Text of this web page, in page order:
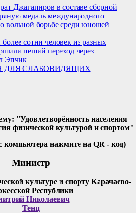
Джагапиров в составе сборной
медаль международного
вольной борьбе среди юношей
сотни человек из разных
пеший переход через
Эпчик
ДЛЯ СЛАБОВИДЯЩИХ
"Удовлетворённость населения
физической культурой и спортом"
компьютера нажмите на QR - код)
Министр
Николаевич
Тенц